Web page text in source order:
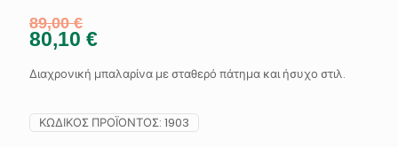
89,00€
80,10 €
Διαχρονική μπαλαρίνα με σταθερό πάτημα και ήσυχο στιλ.
ΚΩΔΙΚΌΣ ΠΡΟΪΌΝΤΟΣ: 1903